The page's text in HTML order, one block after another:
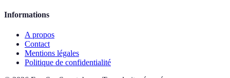
Informations
A propos
Contact
Mentions légales
Politique de confidentialité